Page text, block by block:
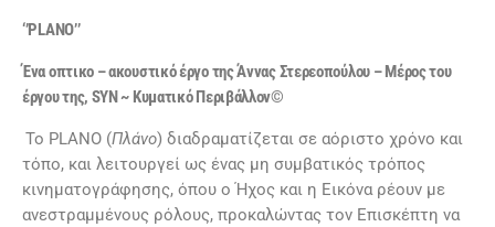
‘’PLANO’’
Ένα οπτικο – ακουστικό έργο της Άννας Στερεοπούλου – Μέρος του
έργου της, SYN ~ Κυματικό Περιβάλλον©
Το PLANO (Πλάνο) διαδραματίζεται σε αόριστο χρόνο και
τόπο, και λειτουργεί ως ένας μη συμβατικός τρόπος
κινηματογράφησης, όπου ο Ήχος και η Εικόνα ρέουν με
ανεστραμμένους ρόλους, προκαλώντας τον Επισκέπτη να